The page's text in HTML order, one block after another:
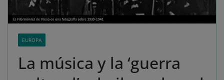
EUROPA
La música y la ‘guerra